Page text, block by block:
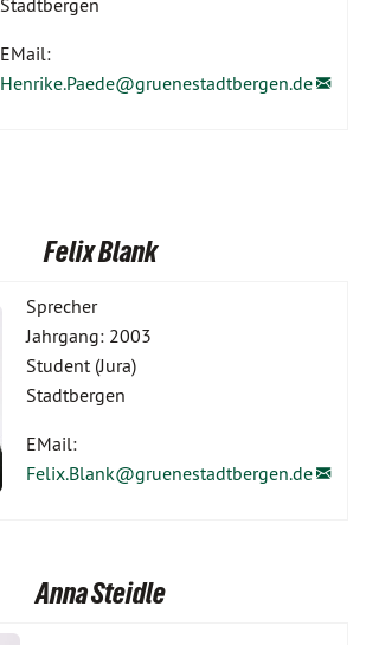
Stadtbergen
EMail:
Henrike.Paede@gruenestadtbergen.de
Felix Blank
Sprecher
Jahrgang: 2003
Student (Jura)
Stadtbergen
EMail:
Felix.Blank@gruenestadtbergen.de
Anna Steidle